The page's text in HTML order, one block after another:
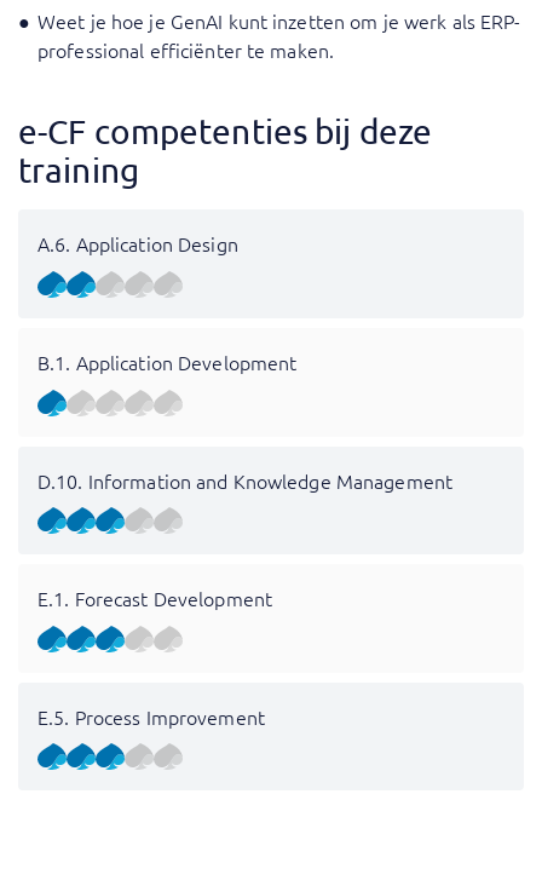
Weet je hoe je GenAI kunt inzetten om je werk als ERP-
professional efficiënter te maken.
e-CF competenties bij deze
training
A.6. Application Design
B.1. Application Development
D.10. Information and Knowledge Management
E.1. Forecast Development
E.5. Process Improvement